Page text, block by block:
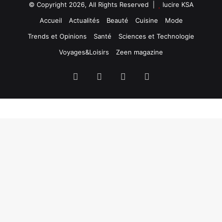
© Copyright 2026, All Rights Reserved |
lucire KSA
Accueil
Actualités Beauté Cuisine
Mode
Trends et Opinions
Santé
Sciences et Technologie
Voyages&Loisirs
Zeen magazine
Facebook YouTube